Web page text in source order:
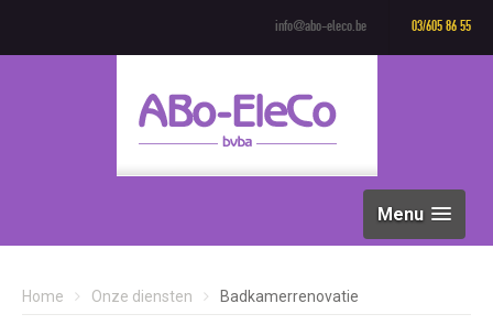
info@abo-eleco.be 03/605 86 55
Menu
Home Onze diensten Badkamerrenovatie